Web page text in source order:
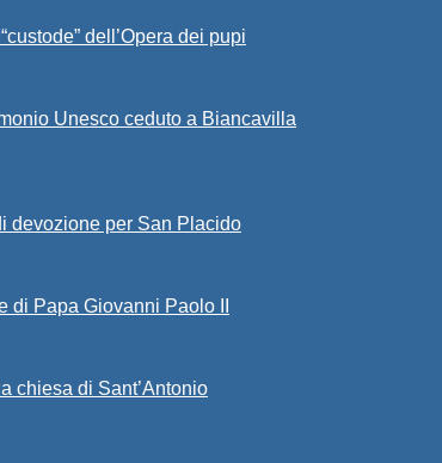
dell’Opera dei pupi
Unesco ceduto a Biancavilla
devozione per San Placido
Papa Giovanni Paolo II
chiesa di Sant’Antonio